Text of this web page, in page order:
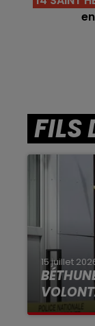
FILS
15 juillet
Selon les